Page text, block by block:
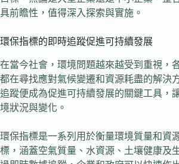
具前瞻性，值得深入探索與實施。
環保指標的即時追蹤促進可持續發展
在當今社會，環境問題越來越受到重視，
都在尋找應對氣候變遷和資源耗盡的解決
追蹤便成為促進可持續發展的關鍵工具，
境狀況與變化。
環保指標是一系列用於衡量環境質量和資
標，涵蓋空氣質量、水資源、土壤健康及